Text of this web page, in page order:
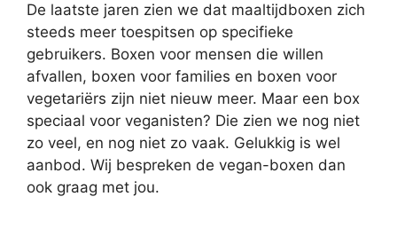
De laatste jaren zien we dat maaltijdboxen zich
steeds meer toespitsen op specifieke
gebruikers. Boxen voor mensen die willen
afvallen, boxen voor families en boxen voor
vegetariërs zijn niet nieuw meer. Maar een box
speciaal voor veganisten? Die zien we nog niet
zo veel, en nog niet zo vaak. Gelukkig is wel
aanbod. Wij bespreken de vegan-boxen dan
ook graag met jou.